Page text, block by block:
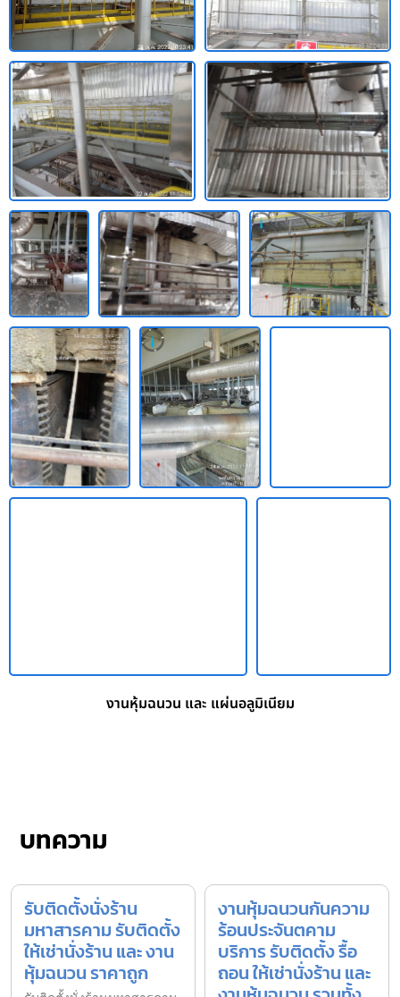
งานหุ้มฉนวน และ แผ่นอลูมิเนียม
บทความ
รับติดตั้งนั่งร้าน
มหาสารคาม รับติดตั้ง
ให้เช่านั่งร้าน และ งาน
หุ้มฉนวน ราคาถูก
งานหุ้มฉนวนกันความ
ร้อนประจันตคาม
บริการ รับติดตั้ง รื้อ
ถอน ให้เช่านั่งร้าน และ